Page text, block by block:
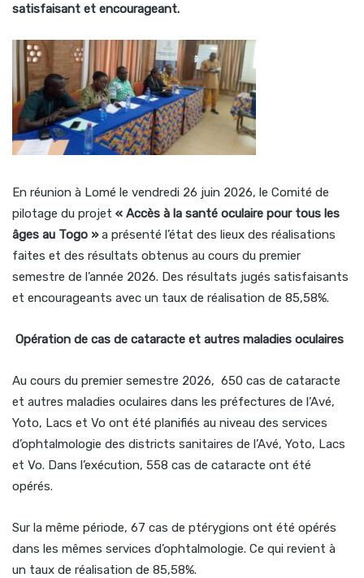
satisfaisant et encourageant.
En réunion à Lomé le vendredi 26 juin 2026, le Comité de
pilotage du projet « Accès à la santé oculaire pour tous les
âges au Togo »a présenté l’état des lieux des réalisations
faites et des résultats obtenus au cours du premier
semestre de l’année 2026. Des résultats jugés satisfaisants
et encourageants avec un taux de réalisation de 85,58%.
Opération de cas de cataracte et autres maladies oculaires
Au cours du premier semestre 2026, 650 cas de cataracte
et autres maladies oculaires dans les préfectures de l’Avé,
Yoto, Lacs et Vo ont été planifiés au niveau des services
d’ophtalmologie des districts sanitaires de l’Avé, Yoto, Lacs
et Vo. Dans l’exécution, 558 cas de cataracte ont été
opérés.
Sur la même période, 67 cas de ptérygions ont été opérés
dans les mêmes services d’ophtalmologie. Ce qui revient à
un taux de réalisation de 85,58%.